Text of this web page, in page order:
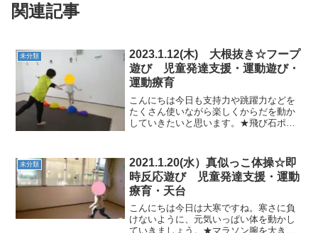
関連記事
未分類
2023.1.12(木) 大根抜き☆フープ
遊び 児童発達支援・運動遊び・
運動療育
こんにちは今日も支持力や跳躍力などを
たくさん使いながら楽しくからだを動か
していきたいと思います。★飛び石ポー
ナナポーズ、上手にできました。 ★さつ
まいもコロコロからだの...
未分類
2021.1.20(水）真似っこ体操☆即
時反応遊び 児童発達支援・運動
療育・天台
こんにちは今日は大寒ですね。寒さに負
けないように、元気いっぱい体を動かし
ていきましょう。★マラソン腕を大きく